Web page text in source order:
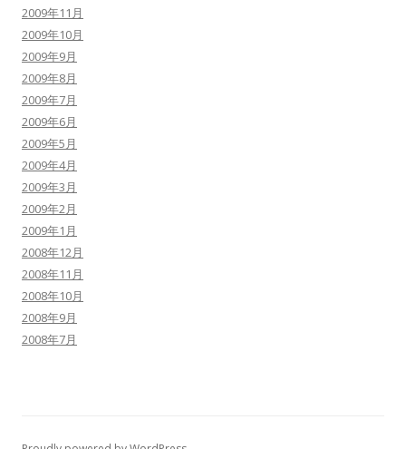
2009年11月
2009年10月
2009年9月
2009年8月
2009年7月
2009年6月
2009年5月
2009年4月
2009年3月
2009年2月
2009年1月
2008年12月
2008年11月
2008年10月
2008年9月
2008年7月